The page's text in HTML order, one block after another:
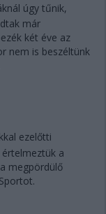
úgy tűnik,
már
két éve az
nem is beszéltünk
ezelőtti
a
megpördülő